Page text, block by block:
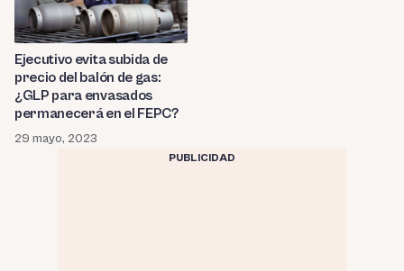
Ejecutivo evita subida de
precio del balón de gas:
¿GLP para envasados
permanecerá en el FEPC?
29 mayo, 2023
PUBLICIDAD